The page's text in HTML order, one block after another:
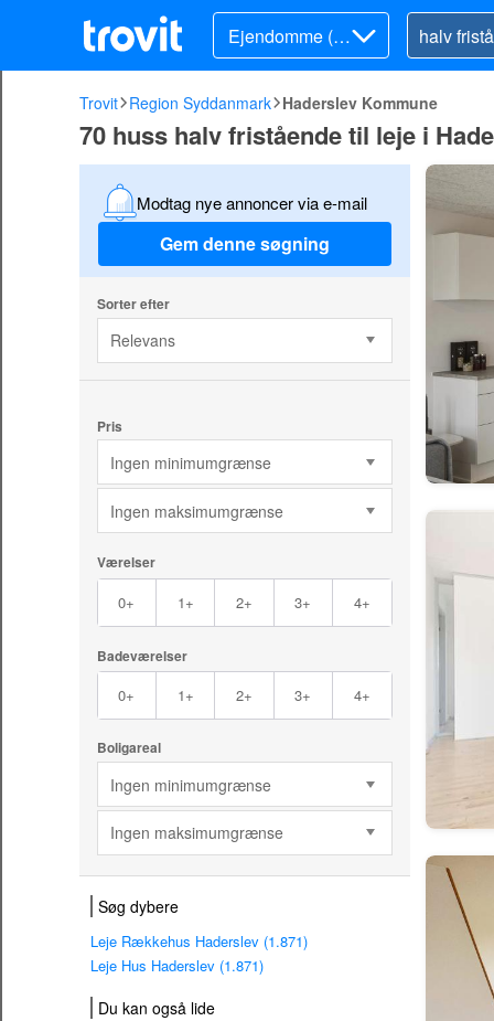
Ejendomme (lej
e)
Trovit Region Syddanmark Haderslev Kommune
70 huss halv fristående til leje i
Modtag nye annoncer via e-mail
Gem denne søgning
Sorter efter
Relevans
Pris
Ingen minimumgrænse
Ingen maksimumgrænse
Værelser
0+ 1+ 2+ 3+ 4+
Badeværelser
0+ 1+ 2+ 3+ 4+
Boligareal
Ingen minimumgrænse
Ingen maksimumgrænse
Søg dybere
Leje Rækkehus Haderslev (1.871)
Leje Hus Haderslev (1.871)
Du kan også lide